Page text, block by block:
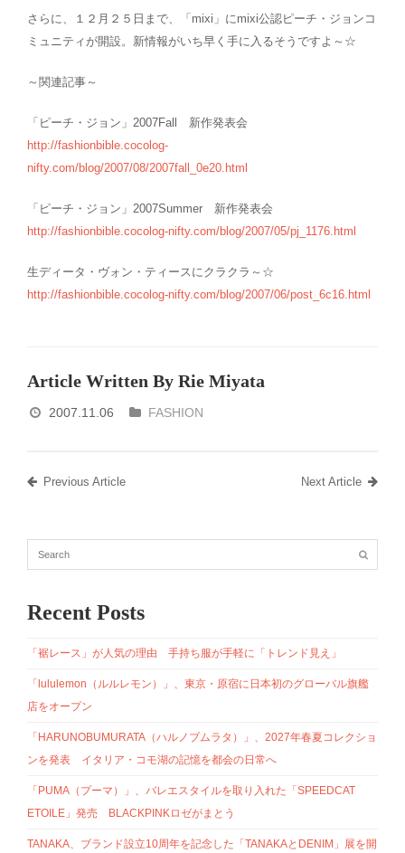
さらに、１２月２５日まで、「mixi」にmixi公認ピーチ・ジョンコ
ミュニティが開設。新情報がいち早く手に入るそうですよ～☆
～関連記事～
「ピーチ・ジョン」2007Fall 新作発表会
http://fashionbible.cocolog-
nifty.com/blog/2007/08/2007fall_0e20.html
「ピーチ・ジョン」2007Summer 新作発表会
http://fashionbible.cocolog-nifty.com/blog/2007/05/pj_1176.html
生ディータ・ヴォン・ティースにクラクラ～☆
http://fashionbible.cocolog-nifty.com/blog/2007/06/post_6c16.html
Article Written By Rie Miyata
2007.11.06 FASHION
Previous Article Next Article
Recent Posts
「裾レース」が人気の理由 手持ち服が手軽に「トレンド見え」
「lululemon（ルルレモン）」、東京・原宿に日本初のグローバル旗艦
店をオープン
「HARUNOBUMURATA（ハルノブムラタ）」、2027年春夏コレクショ
ンを発表 イタリア・コモ湖の記憶を都会の日常へ
「PUMA（プーマ）」、バレエスタイルを取り入れた「SPEEDCAT
ETOILE」発売 BLACKPINKロゼがまとう
TANAKA、ブランド設立10周年を記念した「TANAKAとDENIM」展を開